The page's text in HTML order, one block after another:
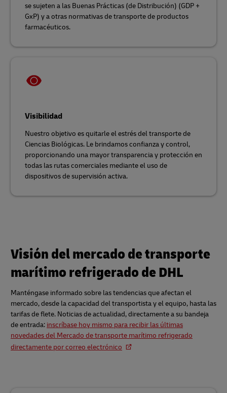
se sujeten a las Buenas Prácticas (de Distribución) (GDP +
GxP) y a otras normativas de transporte de productos
farmacéuticos.
Visibilidad
Nuestro objetivo es quitarle el estrés del transporte de
Ciencias Biológicas. Le brindamos confianza y control,
proporcionando una mayor transparencia y protección en
todas las rutas comerciales mediante el uso de
dispositivos de supervisión activa.
Visión del mercado de transporte
marítimo refrigerado de DHL
Manténgase informado sobre las tendencias que afectan el
mercado, desde la capacidad del transportista y el equipo, hasta las
tarifas de flete. Noticias de actualidad, directamente a su bandeja
de entrada: inscríbase hoy mismo para recibir las últimas
novedades del Mercado de transporte marítimo refrigerado
directamente por correo electrónico